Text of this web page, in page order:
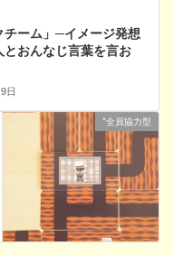
チーム」─イメージ発想
とおんなじ言葉を言お
日
*全員協力型